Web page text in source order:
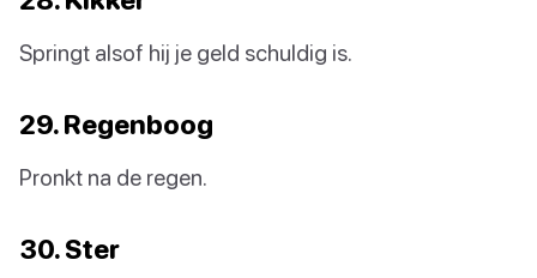
Springt alsof hij je geld schuldig is.
29. Regenboog
Pronkt na de regen.
30. Ster